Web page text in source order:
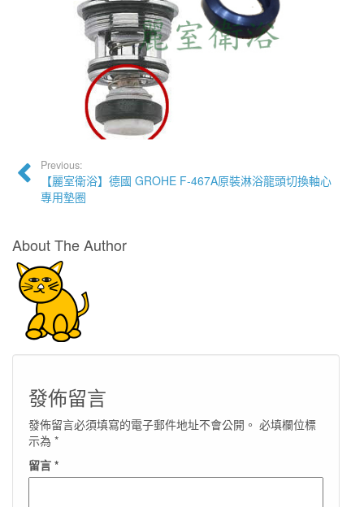
Previous:
【麗室衛浴】德國 GROHE F-467A原裝淋浴龍頭切換軸心
專用墊圈
About The Author
發佈留言
發佈留言必須填寫的電子郵件地址不會公開。 必填欄位標
示為 *
留言 *